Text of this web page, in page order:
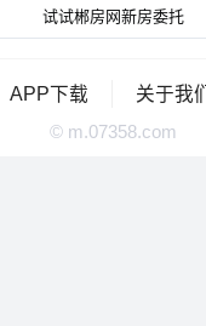
试试郴房网新房委托
APP下载 关于我们
© m.07358.com